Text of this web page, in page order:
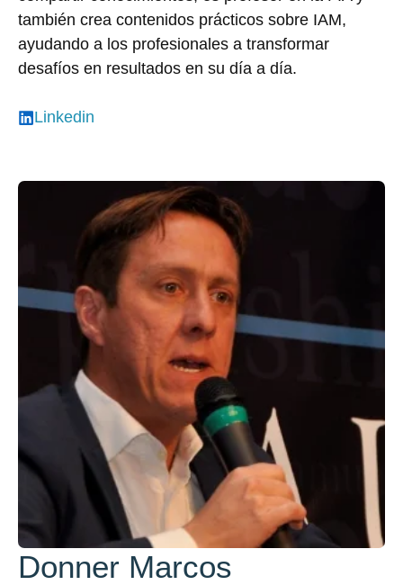
también crea contenidos prácticos sobre IAM,
ayudando a los profesionales a transformar
desafíos en resultados en su día a día.
Linkedin
Donner Marcos